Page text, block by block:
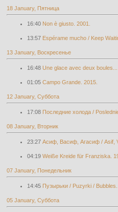
18 January, Пятница
16:40 Non è giusto. 2001.
13:57 Espérame mucho / Keep
13 January, Воскресенье
16:48 Une glace avec deux
01:05 Campo Grande. 2015.
12 January, Суббота
17:08 Последние холода /
08 January, Вторник
23:27 Асиф, Васиф, Агасиф / Asif,
04:19 Weiße Kreide für Franziska.
07 January, Понедельник
14:45 Пузырьки / Puzyrki / Bubbles.
05 January, Суббота